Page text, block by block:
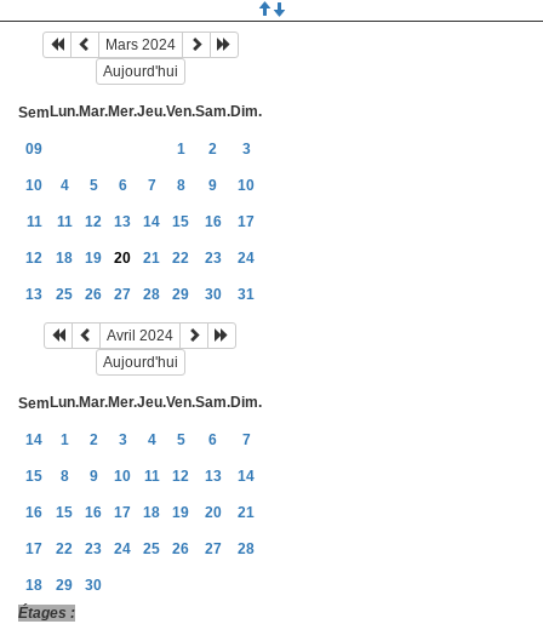
Mars 2024
Aujourd'hui
Sem Lun.Mar.Mer.Jeu.Ven.Sam.Dim.
09 1 2 3
10 4 5 6 7 8 9 10
11 11 12 13 14 15 16 17
12 18 19 20 21 22 23 24
13 25 26 27 28 29 30 31
Avril 2024
Aujourd'hui
Sem Lun.Mar.Mer.Jeu.Ven.Sam.Dim.
14 1 2 3 4 5 6 7
15 8 9 10 11 12 13 14
16 15 16 17 18 19 20 21
17 22 23 24 25 26 27 28
18 29
30
Étages :